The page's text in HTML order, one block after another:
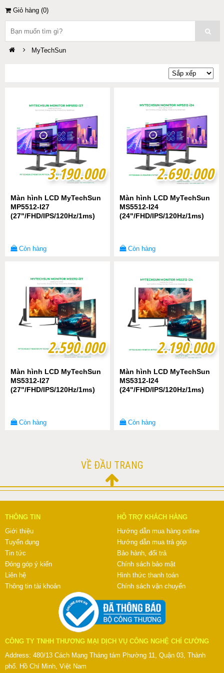
Giỏ hàng (0)
MyTechSun
3.190.000
3.190.000
Màn hình LCD MyTechSun
MP5512-I27
(27"/FHD/IPS/120Hz/1ms)
Còn hàng
2.690.000
2.690.000
Màn hình LCD MyTechSun
MS5512-I24
(24"/FHD/IPS/120Hz/1ms)
Còn hàng
2.590.000
2.590.000
Màn hình LCD MyTechSun
MS5312-I27
(27"/FHD/IPS/120Hz/1ms)
Còn hàng
2.190.000
2.190.000
Màn hình LCD MyTechSun
MS5312-I24
(24"/FHD/IPS/120Hz/1ms)
Còn hàng
VỀ ĐẦU TRANG
THÔNG TIN
Giới thiệu
Tuyển dụng
Tin tức
Đóng góp ý kiến
Liên hệ
Thông tin tài khoản
HỖ TRỢ KHÁCH HÀNG
Hướng dẫn mua hàng online
Hướng dẫn mua trả góp
Bảo hành, đổi trả
Chính sách bảo mật
Hình thức thanh toán
Chính sách vận chuyển
CÔNG TY TNHH THƯƠNG MẠI DỊCH VỤ CÔNG NGHỆ CHÍ CƯỜNG
Address: 480/13 Cách Mạng Tháng tám Phường 11, Quận 03, Thành
phố. Hồ Chí Minh, Việt Nam